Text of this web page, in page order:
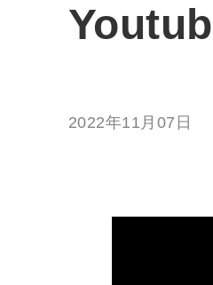
2022年11月07日